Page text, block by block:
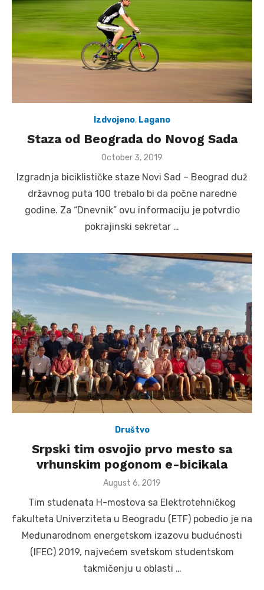
Izdvojeno, Lagano
Staza od Beograda do Novog Sada
Posted
October 3, 2019
Izgradnja biciklističke staze Novi Sad – Beograd duž
državnog puta 100 trebalo bi da počne naredne
godine. Za “Dnevnik” ovu informaciju je potvrdio
pokrajinski sekretar …
Društvo
Srpski tim osvojio prvo mesto sa
vrhunskim pogonom e-bicikala
Posted
August 6, 2019
Tim studenata H-mostova sa Elektrotehničkog
fakulteta Univerziteta u Beogradu (ETF) pobedio je na
Međunarodnom energetskom izazovu budućnosti
(IFEC) 2019, najvećem svetskom studentskom
takmičenju u oblasti …